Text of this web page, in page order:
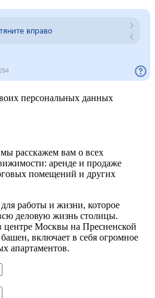
персональных данных
расскажем вам о всех
аренде и продаже
помещений и других
работы и жизни, которое
деловую жизнь столицы.
центре Москвы на Пресненской
включает в себя огромное
апартаментов.